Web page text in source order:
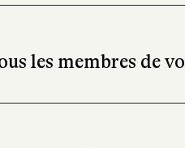
les membres de